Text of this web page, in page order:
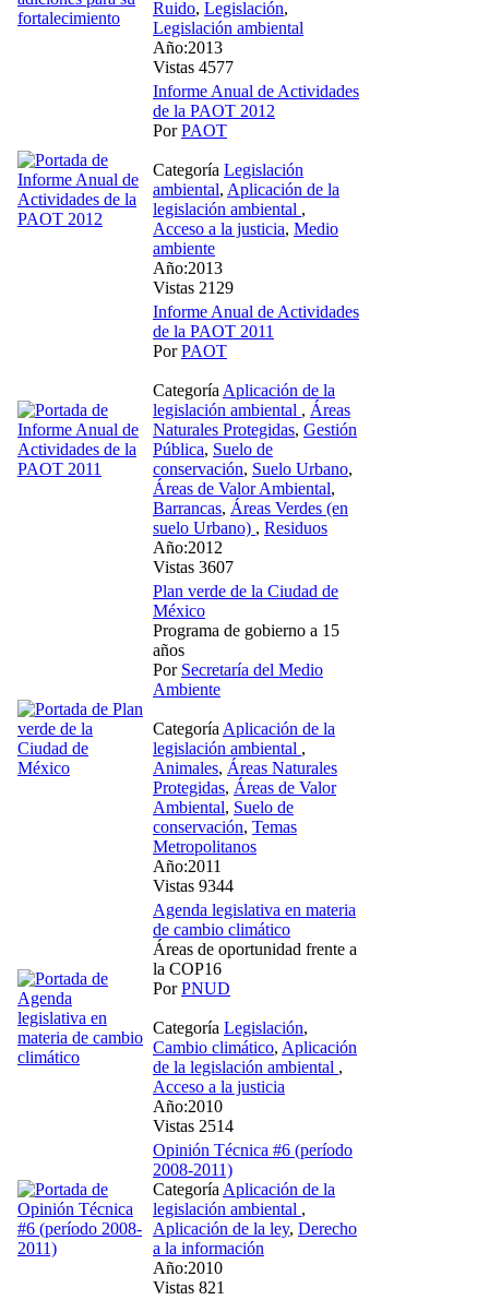
Ruido, Legislación,
Legislación ambiental
Año:2013
Vistas 4577
Informe Anual de Actividades
de la PAOT 2012
PorPAOT
Categoría Legislación
ambiental, Aplicación de la
legislación ambiental ,
Acceso a la justicia, Medio
ambiente
Año:2013
Vistas 2129
Informe Anual de Actividades
de la PAOT 2011
PorPAOT
Categoría Aplicación de la
legislación ambiental , Áreas
Naturales Protegidas, Gestión
Pública, Suelo de
conservación, Suelo Urbano,
Áreas de Valor Ambiental,
Barrancas, Áreas Verdes (en
suelo Urbano) , Residuos
Año:2012
Vistas 3607
Plan verde de la Ciudad de
México
Programa de gobierno a 15
años
Por Secretaría del Medio
Ambiente
Categoría Aplicación de la
legislación ambiental ,
Animales, Áreas Naturales
Protegidas, Áreas de Valor
Ambiental, Suelo de
conservación, Temas
Metropolitanos
Año:2011
Vistas 9344
Agenda legislativa en materia
de cambio climático
Áreas de oportunidad frente a
la COP16
PorPNUD
Categoría Legislación,
Cambio climático, Aplicación
de la legislación ambiental ,
Acceso a la justicia
Año:2010
Vistas 2514
Opinión Técnica #6 (período
2008-2011)
Categoría Aplicación de la
legislación ambiental ,
Aplicación de la ley, Derecho
a la información
Año:2010
Vistas 821